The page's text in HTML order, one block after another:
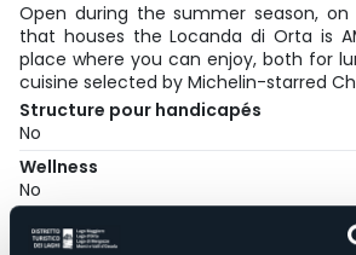
Open during the summer season,
that houses the Locanda di Orta is
place where you can enjoy, both for
cuisine selected by Michelin-starred
Structure pour handicapés
No
Wellness
No
Salles de conférences
No